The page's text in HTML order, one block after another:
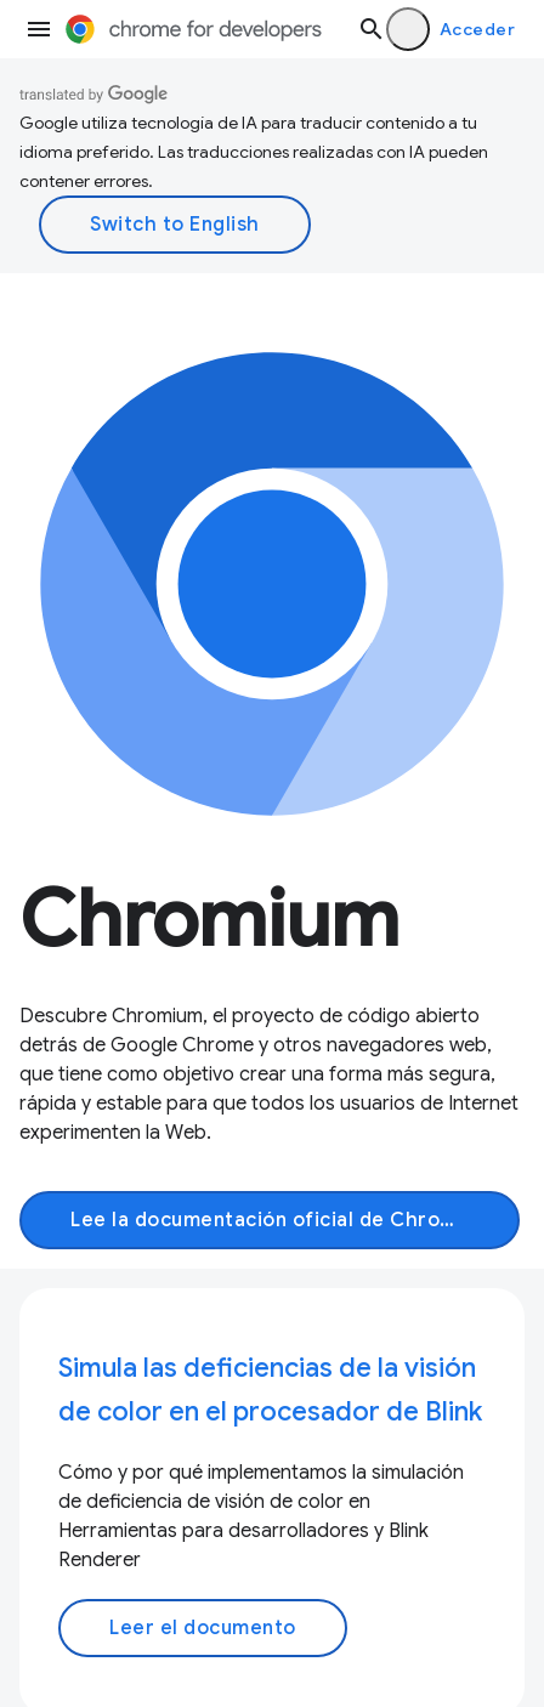
Acceder
Google utiliza tecnología de IA para traducir contenido a tu
idioma preferido. Las traducciones realizadas con IA pueden
contener errores.
Chromium
Descubre Chromium, el proyecto de código abierto
detrás de Google Chrome y otros navegadores web,
que tiene como objetivo crear una forma más segura,
rápida y estable para que todos los usuarios de Internet
experimenten la Web.
Lee la documentación oficial de Chromium
Simula las deficiencias de la visión
de color en el procesador de Blink
Cómo y por qué implementamos la simulación
de deficiencia de visión de color en
Herramientas para desarrolladores y Blink
Renderer
Leer el documento